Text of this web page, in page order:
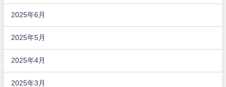
2025年6月
2025年5月
2025年4月
2025年3月